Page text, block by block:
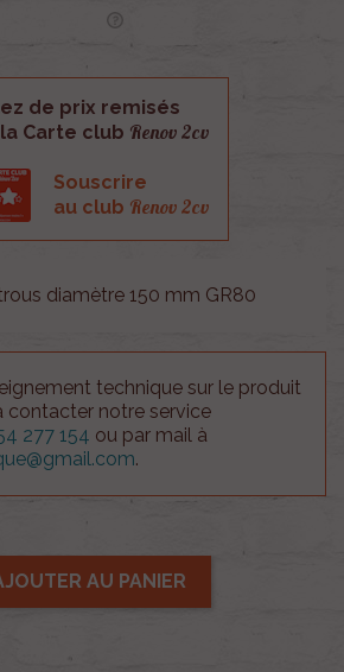
de prix remisés
Carte club Renov 2cv
Souscrire
au club Renov 2cv
diamètre 150 mm GR80
technique sur le produit
contacter notre service
277 154 ou par mail à
.
AU PANIER